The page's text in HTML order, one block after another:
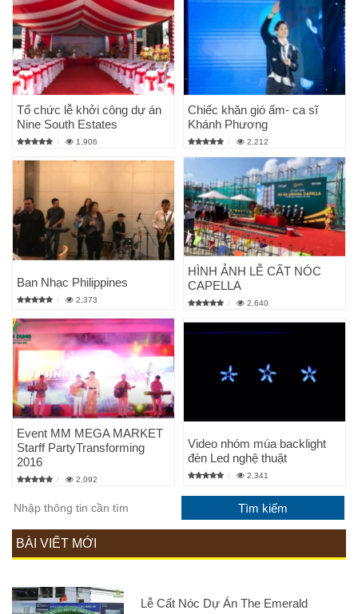
Tổ chức lễ khởi công dự án
Nine South Estates
1,906
Chiếc khăn gió ấm- ca sĩ
Khánh Phương
2,212
Ban Nhạc Philippines
2,373
HÌNH ẢNH LỄ CẤT NÓC
CAPELLA
2,640
Event MM MEGA MARKET
Starff PartyTransforming
2016
2,092
Video nhóm múa backlight
đèn Led nghệ thuật
2,341
BÀI VIẾT MỚI
Lễ Cất Nóc Dự Án The Emerald